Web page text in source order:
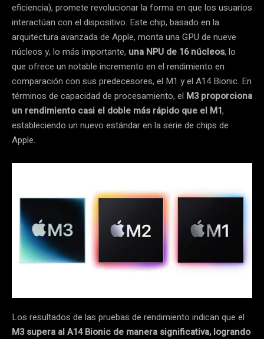
eficiencia), promete revolucionar la forma en que los usuarios
interactúan con el dispositivo. Este chip, basado en la
arquitectura avanzada de Apple, monta una GPU de nueve
núcleos y, lo más importante, una NPU de 16 núcleos, lo
que ofrece un notable incremento en el rendimiento en
comparación con sus predecesores, el M1 y el A14 Bionic. En
términos de capacidad de procesamiento, el M3 proporciona
un rendimiento casi el doble más rápido que el M1,
estableciendo un nuevo estándar en la serie de chips de
Apple.
Los resultados de las pruebas de rendimiento indican que el
M3 supera al A14 Bionic de manera significativa, logrando